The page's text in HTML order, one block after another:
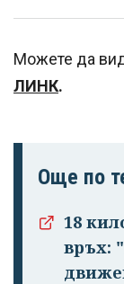
Можете да
ЛИНК.
Още по
18
връх: